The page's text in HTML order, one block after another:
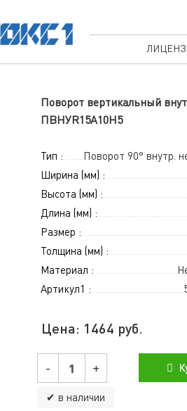
Поворот вертикальный
ПВНУR15A10H5
Тип :
Поворот 90° внутр.
Ширина (мм) :
Высота (мм) :
Длина (мм) :
Размер :
Толщина (мм) :
Материал :
Артикул1 :
Цена: 1464 руб.
- +
✔ в наличии